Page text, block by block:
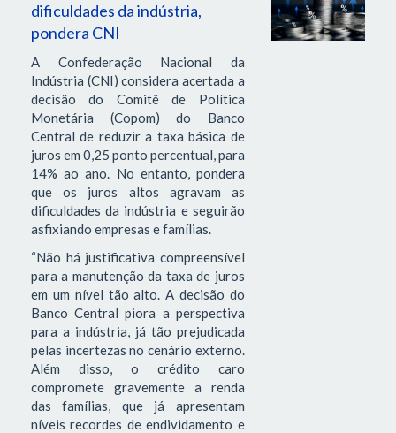
dificuldades da indústria,
pondera CNI
A Confederação Nacional da
Indústria (CNI) considera acertada a
decisão do Comitê de Política
Monetária (Copom) do Banco
Central de reduzir a taxa básica de
juros em 0,25 ponto percentual, para
14% ao ano. No entanto, pondera
que os juros altos agravam as
dificuldades da indústria e seguirão
asfixiando empresas e famílias.
“Não há justificativa compreensível
para a manutenção da taxa de juros
em um nível tão alto. A decisão do
Banco Central piora a perspectiva
para a indústria, já tão prejudicada
pelas incertezas no cenário externo.
Além disso, o crédito caro
compromete gravemente a renda
das famílias, que já apresentam
níveis recordes de endividamento e